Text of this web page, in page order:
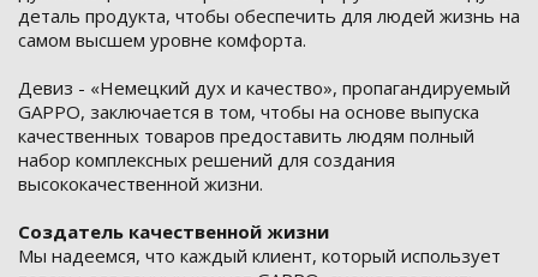
деталь продукта, чтобы обеспечить для людей жизнь на
самом высшем уровне комфорта.
Девиз - «Немецкий дух и качество», пропагандируемый
GAPPO, заключается в том, чтобы на основе выпуска
качественных товаров предоставить людям полный
набор комплексных решений для создания
высококачественной жизни.
Создатель качественной жизни
Мы надеемся, что каждый клиент, который использует